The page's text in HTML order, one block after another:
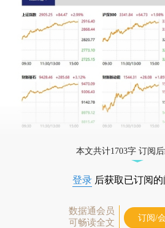
本文共计1703字 订阅
登录 后获取已订阅
数据通会员
可畅读全文
订阅/